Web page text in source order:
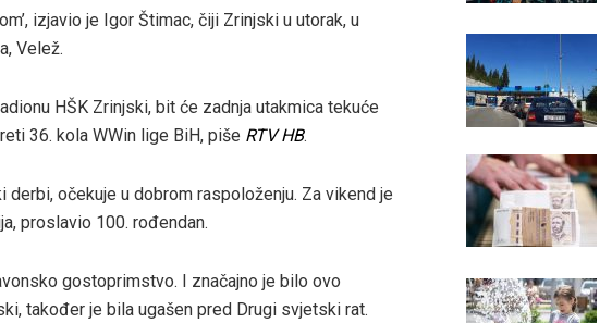
izjavio je Igor Štimac, čiji Zrinjski u utorak, u
Velež.
HŠK Zrinjski, bit će zadnja utakmica tekuće
36. kola WWin lige BiH, piše RTV HB.
očekuje u dobrom raspoloženju. Za vikend je
proslavio 100. rođendan.
gostoprimstvo. I značajno je bilo ovo
također je bila ugašen pred Drugi svjetski rat.